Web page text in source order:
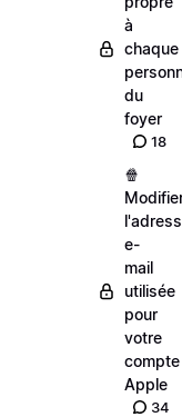
à
chaque
du
foyer
18
🍿
e-
mail
utilisée
pour
votre
compte
Apple
34